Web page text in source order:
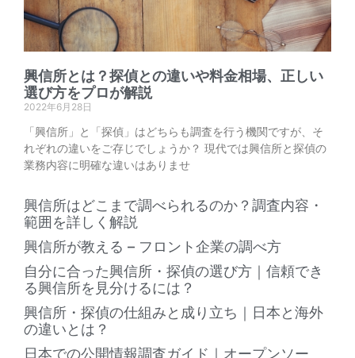
興信所とは？探偵との違いや料金相場、正しい
選び方をプロが解説
2022年6月28日
「興信所」と「探偵」はどちらも調査を行う機関ですが、そ
れぞれの違いをご存じでしょうか？ 現代では興信所と探偵の
業務内容に明確な違いはありませ
興信所はどこまで調べられるのか？調査内容・
範囲を詳しく解説
興信所が教える – フロント企業の調べ方
自分に合った興信所・探偵の選び方｜信頼でき
る興信所を見分けるには？
興信所・探偵の仕組みと成り立ち｜日本と海外
の違いとは？
日本での公開情報調査ガイド｜オープンソー